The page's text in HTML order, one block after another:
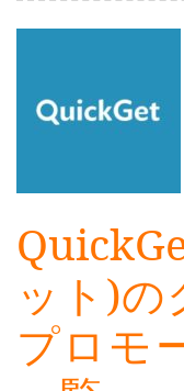
ット)の
プロモ